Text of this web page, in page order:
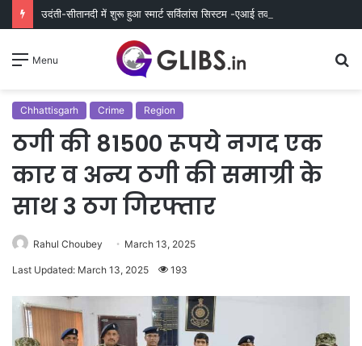
Menu
Chhattisgarh Crime Region
ठगी की 81500 रूपये नगद एक
कार व अन्य ठगी की समाग्री के
साथ 3 ठग गिरफ्तार
Rahul Choubey March 13, 2025
Last Updated: March 13, 2025 193